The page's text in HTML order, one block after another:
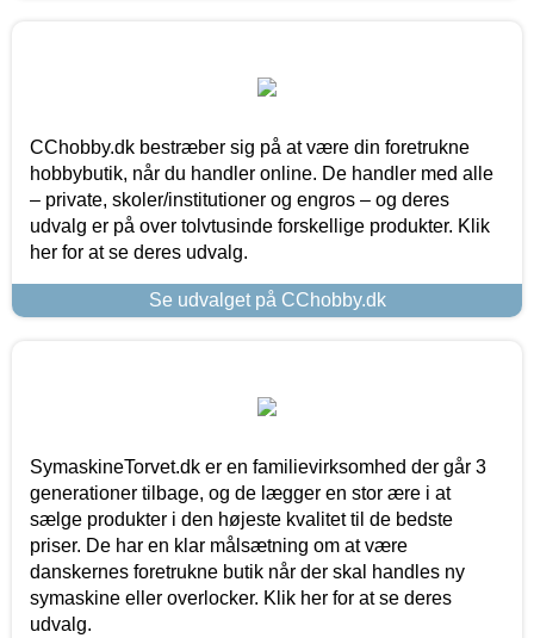
CChobby.dk bestræber sig på at være din foretrukne
hobbybutik, når du handler online. De handler med alle
– private, skoler/institutioner og engros – og deres
udvalg er på over tolvtusinde forskellige produkter. Klik
her for at se deres udvalg.
Se udvalget på CChobby.dk
SymaskineTorvet.dk er en familievirksomhed der går 3
generationer tilbage, og de lægger en stor ære i at
sælge produkter i den højeste kvalitet til de bedste
priser. De har en klar målsætning om at være
danskernes foretrukne butik når der skal handles ny
symaskine eller overlocker. Klik her for at se deres
udvalg.